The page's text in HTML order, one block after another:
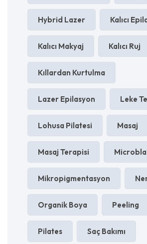
Hybrid Lazer Kalıcı
Kalıcı Makyaj Kalıcı Ruj
Kıllardan Kurtulma
Lazer Epilasyon Leke
Lohusa Pilatesi Masaj
Masaj Terapisi
Mikropigmentasyon
Organik Boya Peeling
Pilates Saç Bakımı